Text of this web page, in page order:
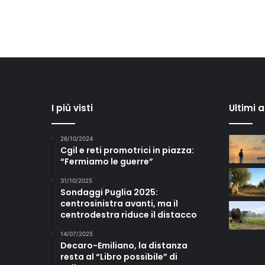
I più visti
26/10/2024
Cgil e reti promotrici in piazza:
“Fermiamo le guerre”
31/10/2025
Sondaggi Puglia 2025:
centrosinistra avanti, ma il
centrodestra riduce il distacco
14/07/2025
Decaro-Emiliano, la distanza
resta al “Libro possibile” di
Ultimi